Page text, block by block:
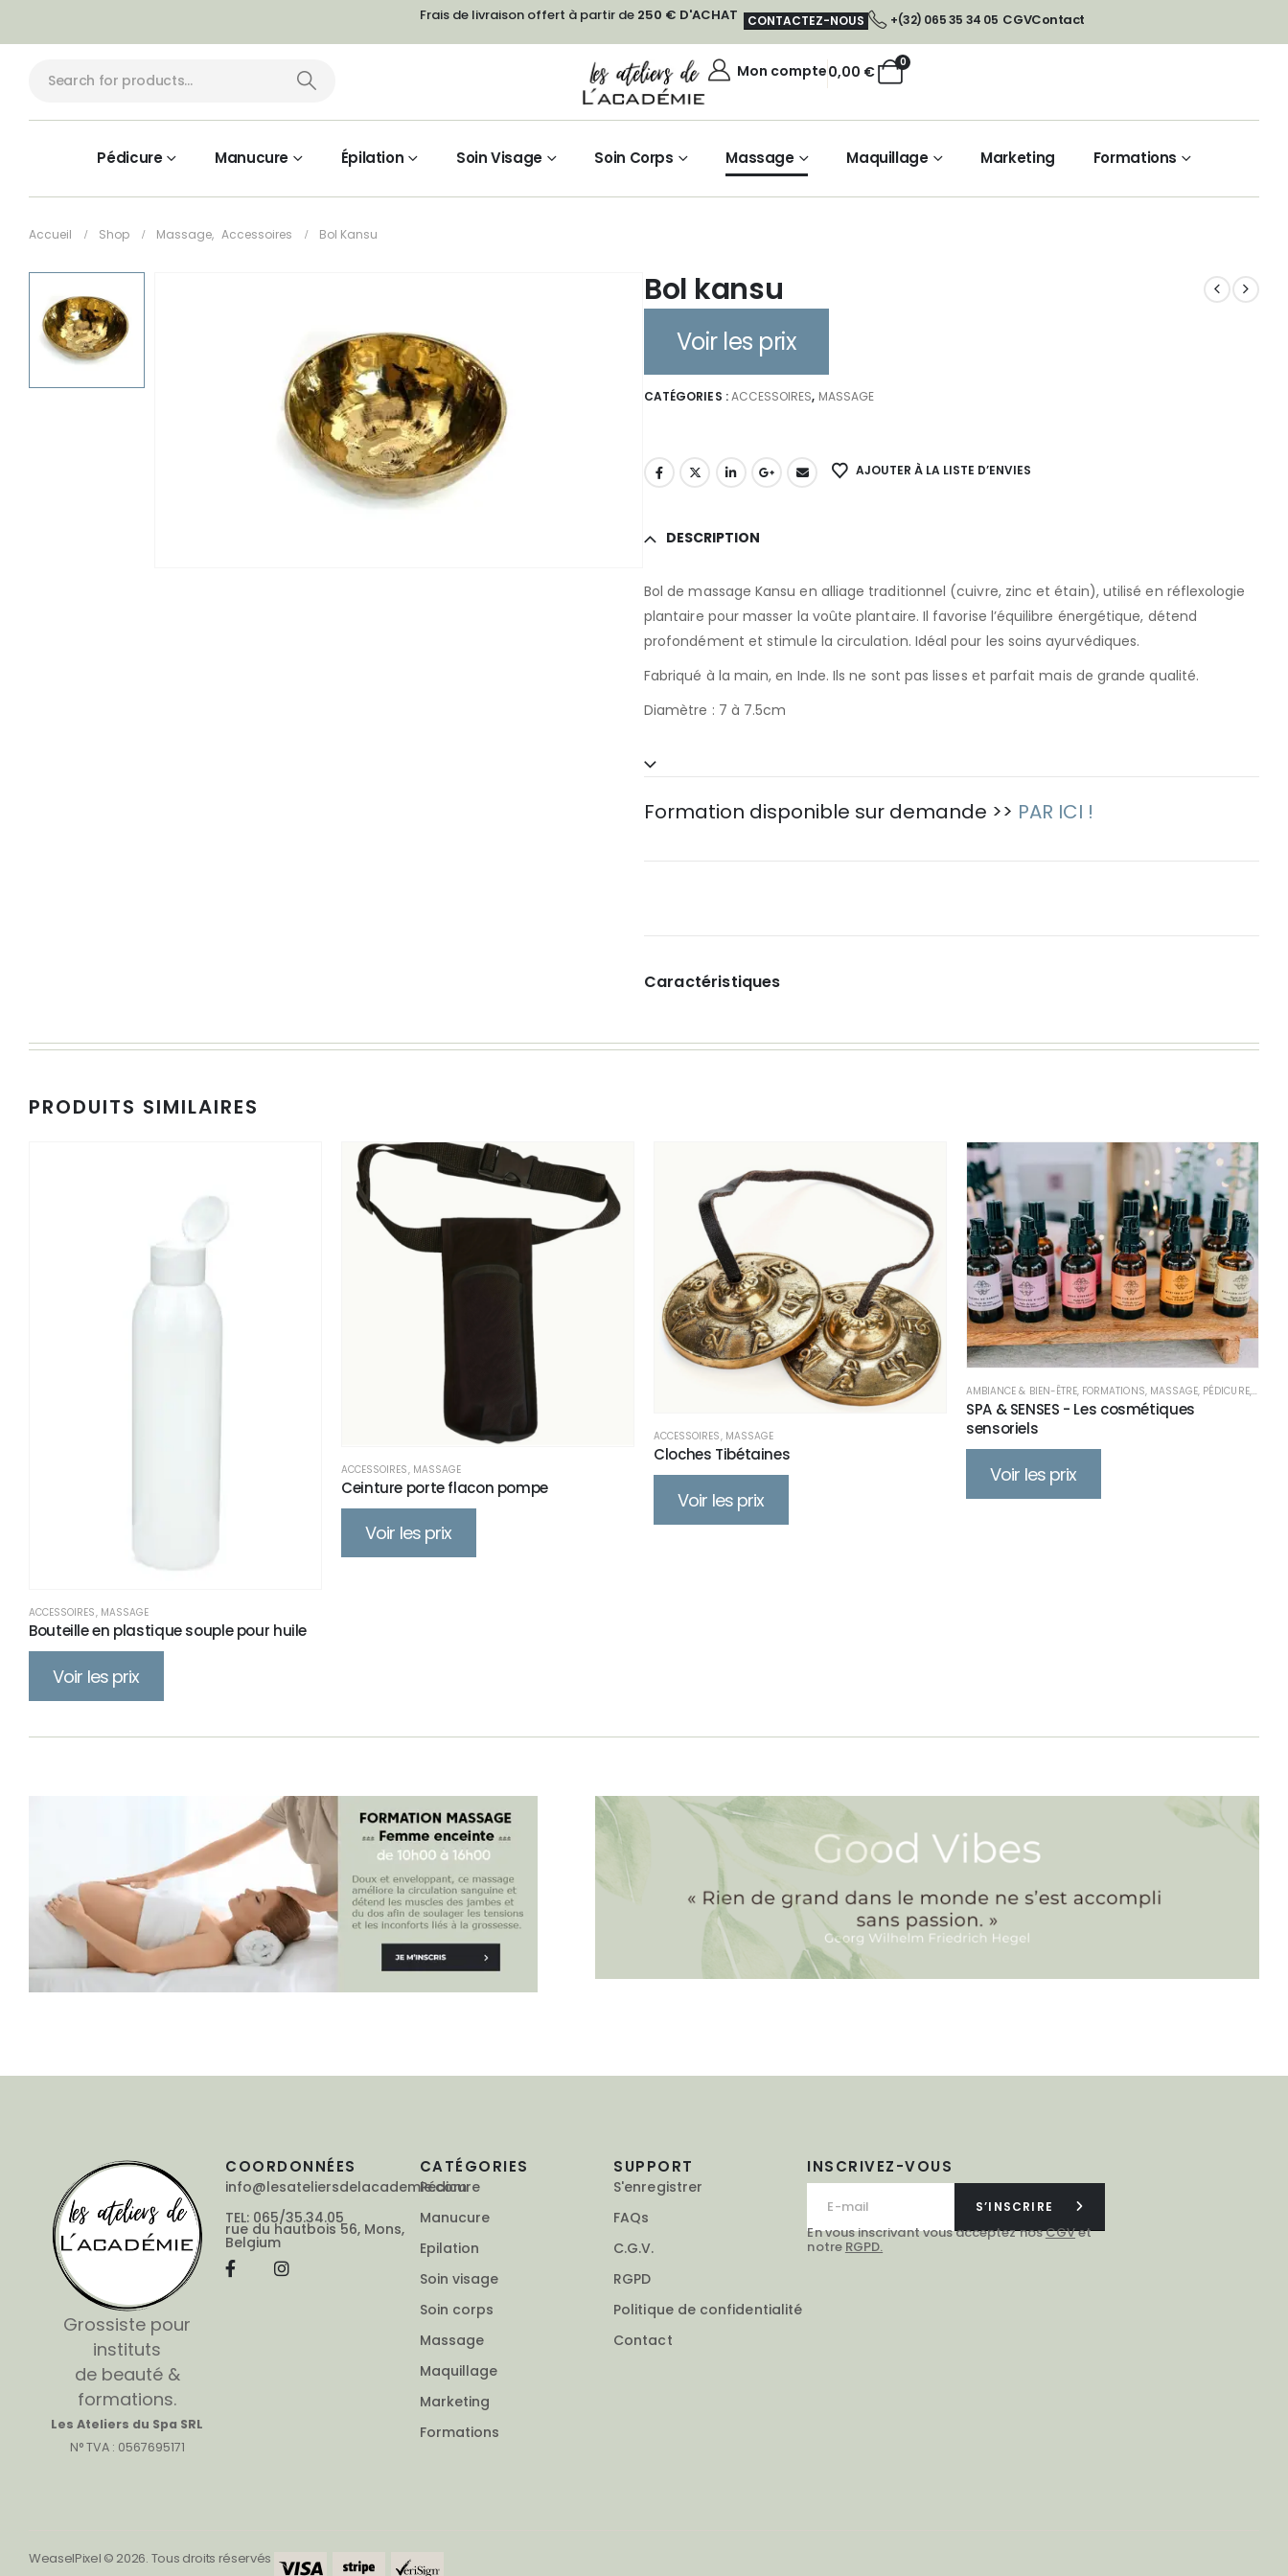
Frais de livraison offert à partir de 250 € D'ACHAT CONTACTEZ-NOUS +(32) 065 35 34 05 CGVContact
Mon compte 0
0,00 €
Pédicure Manucure Épilation Soin Visage Soin Corps Massage Maquillage Marketing Formations
Accueil Shop Massage, Accessoires Bol Kansu
Bol kansu
Voir les prix
CATÉGORIES :ACCESSOIRES, MASSAGE
AJOUTER À LA LISTE D’ENVIES
DESCRIPTION
Bol de massage Kansu en alliage traditionnel (cuivre, zinc et étain), utilisé en réflexologie
plantaire pour masser la voûte plantaire. Il favorise l’équilibre énergétique, détend
profondément et stimule la circulation. Idéal pour les soins ayurvédiques.
Fabriqué à la main, en Inde. Ils ne sont pas lisses et parfait mais de grande qualité.
Diamètre : 7 à 7.5cm
Formation disponible sur demande >> PAR ICI !
Caractéristiques
PRODUITS SIMILAIRES
ACCESSOIRES, MASSAGE
Bouteille en plastique souple pour huile
Voir les prix
ACCESSOIRES, MASSAGE
Ceinture porte flacon pompe
Voir les prix
ACCESSOIRES, MASSAGE
Cloches Tibétaines
Voir les prix
AMBIANCE & BIEN-ÊTRE, FORMATIONS, MASSAGE, PÉDICURE,
SPA & SENSES - Les cosmétiques
sensoriels
Voir les prix
Grossiste pour
instituts
de beauté &
formations.
Les Ateliers du Spa SRL
N° TVA : 0567695171
INSCRIVEZ-VOUS
S’INSCRIRE
En vous inscrivant vous acceptez nosCGVet
notre RGPD.
COORDONNÉES
info@lesateliersdelacademie.com
TEL: 065/35.34.05
rue du hautbois 56, Mons,
Belgium
CATÉGORIES
Pédicure
Manucure
Epilation
Soin visage
Soin corps
Massage
Maquillage
Marketing
Formations
SUPPORT
S'enregistrer
FAQs
C.G.V.
RGPD
Politique de confidentialité
Contact
WeaselPixel © 2026. Tous droits réservés